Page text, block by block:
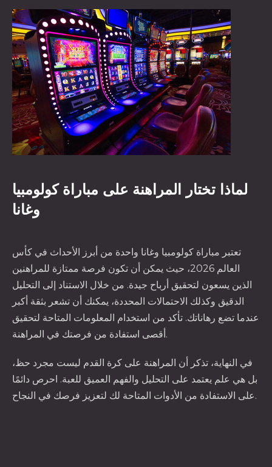
لماذا تختار المراهنة على مباراة كولومبيا
وغانا
تعتبر مباراة كولومبيا وغانا واحدة من أبرز الأحداث في كأس
العالم 2026، حيث يمكن أن تكون فرصة ممتازة للمراهنين
الذين يسعون لتحقيق أرباح جيدة. من خلال الاستناد إلى التحليل
الدقيق وكذلك الاحتمالات المحددة، يمكنك أن تشعر بثقة أكبر
عندما تضع رهاناتك. تأكد من استخدام المعلومات المتاحة لتحقيق
أقصى استفادة من فرصتك في المراهنة.
في النهاية، تذكر أن المراهنة على كرة القدم ليست مجرد حظ،
بل هي علم يعتمد على التحليل والفهم العميق للعبة. احرص دائمًا
على الاستفادة من الأدوات المتاحة لك لتعزيز فرصك في النجاح.